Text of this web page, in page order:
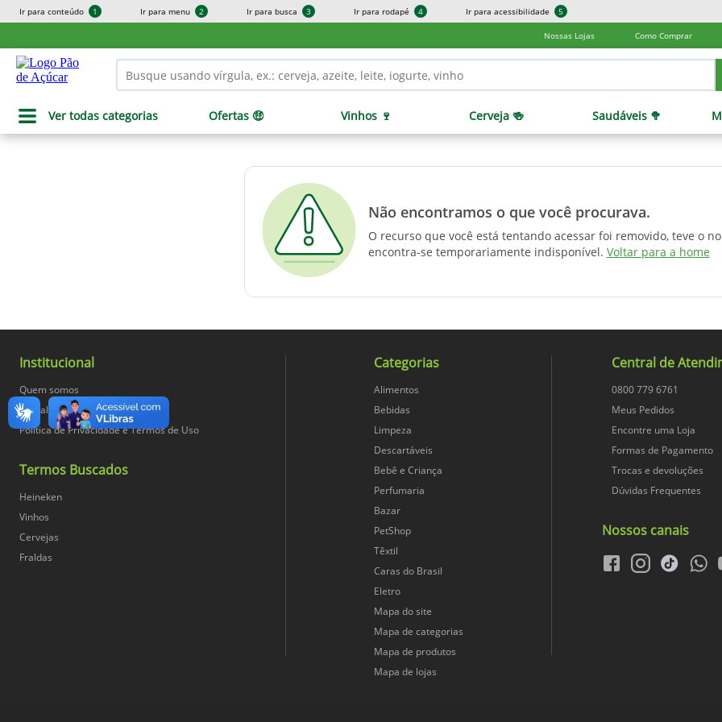
Ir para conteúdo 1 Ir para menu 2 Ir para busca 3 Ir para rodapé 4 Ir para acessibilidade 5
Nossas Lojas Como Comprar
Ver todas categorias Ofertas 🤑 Vinhos 🍷 Cerveja 🍻 Saudáveis 🥦
Não encontramos o que você procurava.
O recurso que você está tentando acessar foi removido, teve o
encontra-se temporariamente indisponível. Voltar para a home
Institucional
Quem somos
Trabalhe Conosco
Política de Privacidade e Termos de Uso
Termos Buscados
Heineken
Vinhos
Cervejas
Fraldas
Categorias
Alimentos
Bebidas
Limpeza
Descartáveis
Bebê e Criança
Perfumaria
Bazar
PetShop
Têxtil
Caras do Brasil
Eletro
Mapa do site
Mapa de categorias
Mapa de produtos
Mapa de lojas
Central de
0800 779 6761
Meus Pedidos
Encontre uma Loja
Formas de Pagamento
Trocas e devoluções
Dúvidas Frequentes
Nossos canais
facebookinstagram
tiktok